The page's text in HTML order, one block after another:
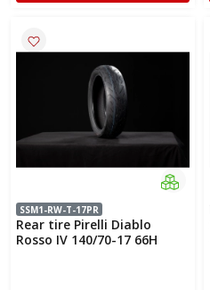
SSM1-RW-T-17PR
Rear tire Pirelli Diablo
Rosso IV 140/70-17 66H